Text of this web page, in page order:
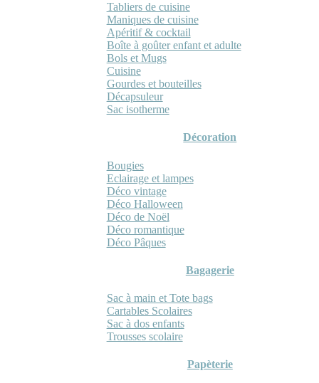
Tabliers de cuisine
Maniques de cuisine
Apéritif & cocktail
Boîte à goûter enfant et adulte
Bols et Mugs
Cuisine
Gourdes et bouteilles
Décapsuleur
Sac isotherme
Décoration
Bougies
Eclairage et lampes
Déco vintage
Déco Halloween
Déco de Noël
Déco romantique
Déco Pâques
Bagagerie
Sac à main et Tote bags
Cartables Scolaires
Sac à dos enfants
Trousses scolaire
Papèterie